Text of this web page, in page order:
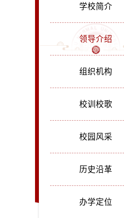
学校简介
领导介绍
组织机构
校训校歌
校园风采
历史沿革
办学定位